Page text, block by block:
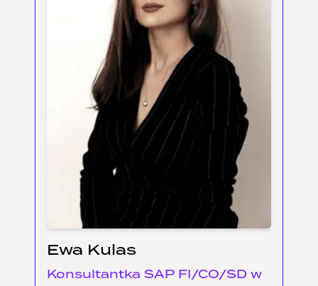
Ewa Kulas
Konsultantka SAP FI/CO/SD w